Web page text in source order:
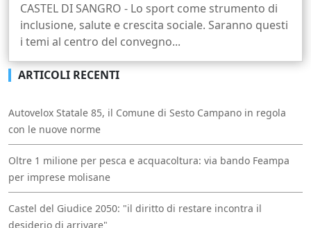
CASTEL DI SANGRO - Lo sport come strumento di
inclusione, salute e crescita sociale. Saranno questi
i temi al centro del convegno...
ARTICOLI RECENTI
Autovelox Statale 85, il Comune di Sesto Campano in regola
con le nuove norme
Oltre 1 milione per pesca e acquacoltura: via bando Feampa
per imprese molisane
Castel del Giudice 2050: "il diritto di restare incontra il
desiderio di arrivare"